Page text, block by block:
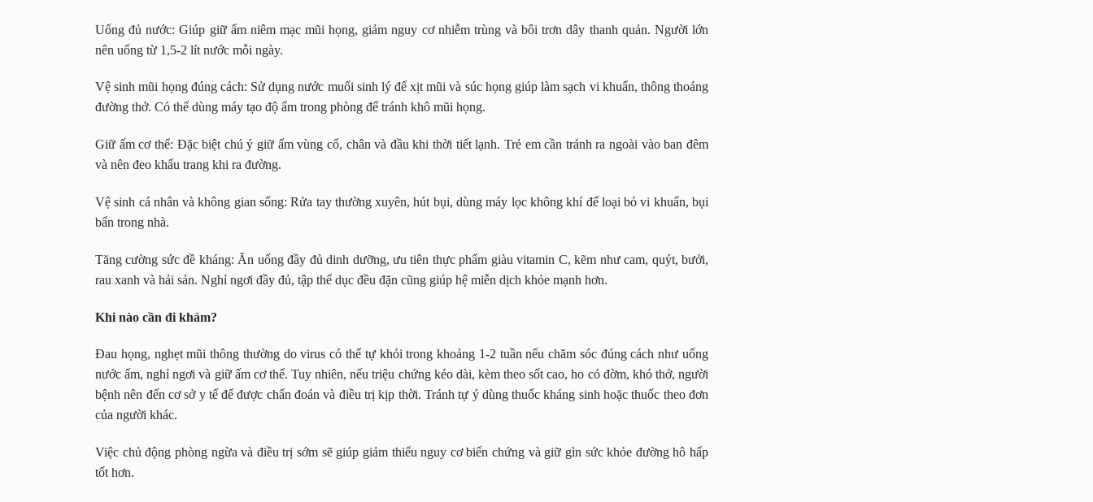
Uống đủ nước: Giúp giữ ẩm niêm mạc mũi họng, giảm nguy cơ nhiễm trùng và bôi trơn dây thanh quản. Người lớn
nên uống từ 1,5-2 lít nước mỗi ngày.
Vệ sinh mũi họng đúng cách: Sử dụng nước muối sinh lý để xịt mũi và súc họng giúp làm sạch vi khuẩn, thông thoáng
đường thở. Có thể dùng máy tạo độ ẩm trong phòng để tránh khô mũi họng.
Giữ ấm cơ thể: Đặc biệt chú ý giữ ấm vùng cổ, chân và đầu khi thời tiết lạnh. Trẻ em cần tránh ra ngoài vào ban đêm
và nên đeo khẩu trang khi ra đường.
Vệ sinh cá nhân và không gian sống: Rửa tay thường xuyên, hút bụi, dùng máy lọc không khí để loại bỏ vi khuẩn, bụi
bẩn trong nhà.
Tăng cường sức đề kháng: Ăn uống đầy đủ dinh dưỡng, ưu tiên thực phẩm giàu vitamin C, kẽm như cam, quýt, bưởi,
rau xanh và hải sản. Nghỉ ngơi đầy đủ, tập thể dục đều đặn cũng giúp hệ miễn dịch khỏe mạnh hơn.
Khi nào cần đi khám?
Đau họng, nghẹt mũi thông thường do virus có thể tự khỏi trong khoảng 1-2 tuần nếu chăm sóc đúng cách như uống
nước ấm, nghỉ ngơi và giữ ấm cơ thể. Tuy nhiên, nếu triệu chứng kéo dài, kèm theo sốt cao, ho có đờm, khó thở, người
bệnh nên đến cơ sở y tế để được chẩn đoán và điều trị kịp thời. Tránh tự ý dùng thuốc kháng sinh hoặc thuốc theo đơn
của người khác.
Việc chủ động phòng ngừa và điều trị sớm sẽ giúp giảm thiểu nguy cơ biến chứng và giữ gìn sức khỏe đường hô hấp
tốt hơn.